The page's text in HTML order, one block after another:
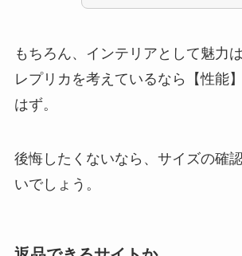
もちろん、インテリアとして魅力
レプリカを考えているなら【性能
はず。
後悔したくないなら、サイズの確
いでしょう。